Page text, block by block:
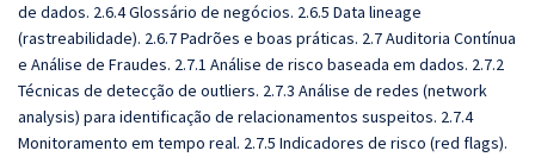
de dados. 2.6.4 Glossário de negócios. 2.6.5 Data lineage
(rastreabilidade). 2.6.7 Padrões e boas práticas. 2.7 Auditoria Contínua
e Análise de Fraudes. 2.7.1 Análise de risco baseada em dados. 2.7.2
Técnicas de detecção de outliers. 2.7.3 Análise de redes (network
analysis) para identificação de relacionamentos suspeitos. 2.7.4
Monitoramento em tempo real. 2.7.5 Indicadores de risco (red flags).